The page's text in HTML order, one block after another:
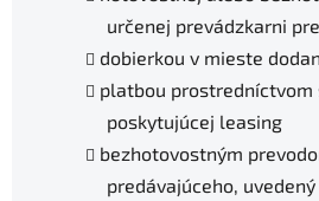
určenej prevádzkarni
dobierkou v mieste
platbou prostredníctvom
poskytujúcej leasing
bezhotovostným
predávajúceho,